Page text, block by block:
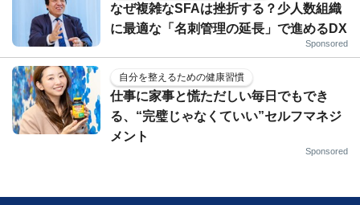
なぜ複雑なSFAは挫折する？少人数組織
に最適な「名刺管理の延長」で進めるDX
Sponsored
自分を整えるための健康習慣
仕事に家事と慌ただしい毎日でもでき
る、“完璧じゃなくていい”セルフマネジ
メント
Sponsored